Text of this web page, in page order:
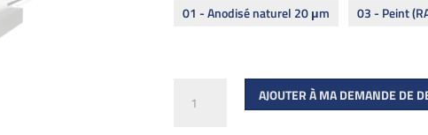
01 - Anodisé naturel 20 μm 03 - Peint
AJOUTER À MA DEMANDE DE